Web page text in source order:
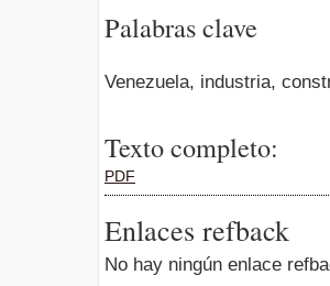
Palabras clave
Venezuela, industria,
Texto completo:
PDF
Enlaces refback
No hay ningún enlace